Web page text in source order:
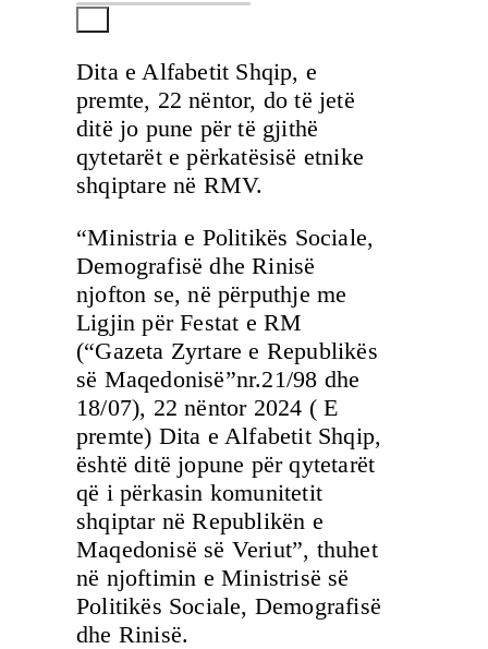
Dita e Alfabetit Shqip, e
premte, 22 nëntor, do të jetë
ditë jo pune për të gjithë
qytetarët e përkatësisë etnike
shqiptare në RMV.
“Ministria e Politikës Sociale,
Demografisë dhe Rinisë
njofton se, në përputhje me
Ligjin për Festat e RM
(“Gazeta Zyrtare e Republikës
së Maqedonisë”nr.21/98 dhe
18/07), 22 nëntor 2024 ( E
premte) Dita e Alfabetit Shqip,
është ditë jopune për qytetarët
që i përkasin komunitetit
shqiptar në Republikën e
Maqedonisë së Veriut”, thuhet
në njoftimin e Ministrisë së
Politikës Sociale, Demografisë
dhe Rinisë.